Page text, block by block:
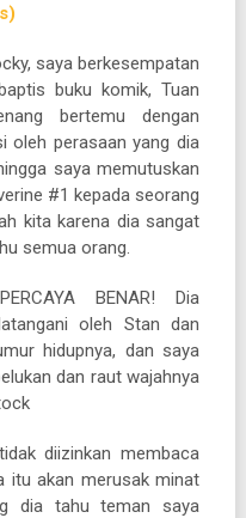
saya berkesempatan
buku komik, Tuan
bertemu dengan
oleh perasaan yang dia
saya memutuskan
#1 kepada seorang
kita karena dia sangat
semua orang.
BENAR! Dia
oleh Stan dan
hidupnya, dan saya
dan raut wajahnya
diizinkan membaca
itu akan merusak minat
dia tahu teman saya